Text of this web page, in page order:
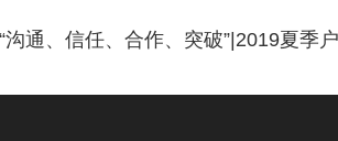
“沟通、信任、合作、突破”|2019夏季